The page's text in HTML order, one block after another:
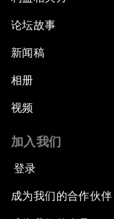
论坛故事
新闻稿
相册
视频
加入我们
登录
成为我们的合作伙伴